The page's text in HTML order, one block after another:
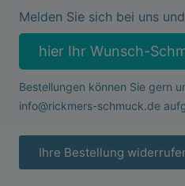
Melden Sie sich bei uns
hier Ihr Wunsch-
Bestellungen können Sie gern
info@rickmers-schmuck.de
Ihre Bestellung